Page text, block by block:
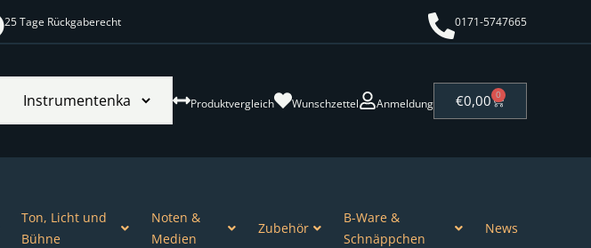
25 Tage Rückgaberecht 0171-5747665
Produktvergleich Wunschzettel Anmeldung €0,00 0
Ton, Licht und
Bühne
Noten &
Medien
Zubehör
B-Ware &
Schnäppchen
News